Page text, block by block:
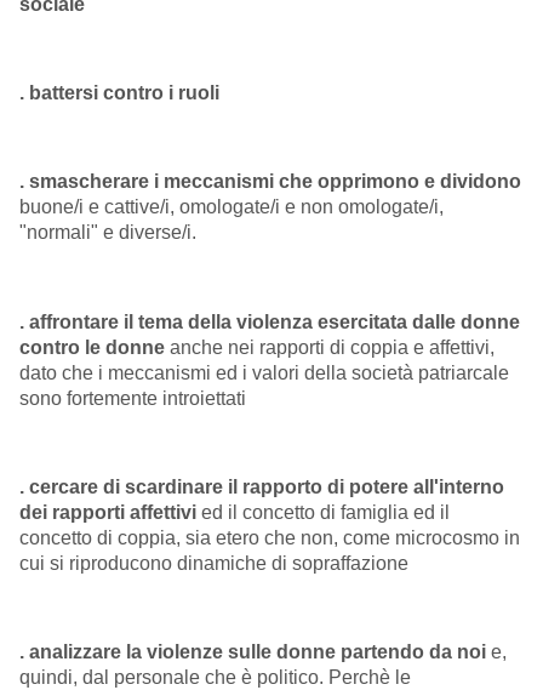
sociale
. battersi contro i ruoli
. smascherare i meccanismi che opprimono e dividono
buone/i e cattive/i, omologate/i e non omologate/i,
"normali" e diverse/i.
. affrontare il tema della violenza esercitata dalle donne
contro le donne anche nei rapporti di coppia e affettivi,
dato che i meccanismi ed i valori della società patriarcale
sono fortemente introiettati
. cercare di scardinare il rapporto di potere all'interno
dei rapporti affettivi ed il concetto di famiglia ed il
concetto di coppia, sia etero che non, come microcosmo in
cui si riproducono dinamiche di sopraffazione
. analizzare la violenze sulle donne partendo da noi e,
quindi, dal personale che è politico. Perchè le